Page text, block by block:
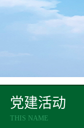
党建活动
THIS NAME